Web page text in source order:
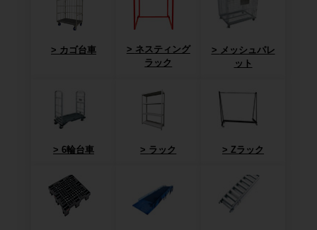
カゴ台車
ネスティング
ラック
メッシュパレ
ット
6輪台車 ラック Zラック